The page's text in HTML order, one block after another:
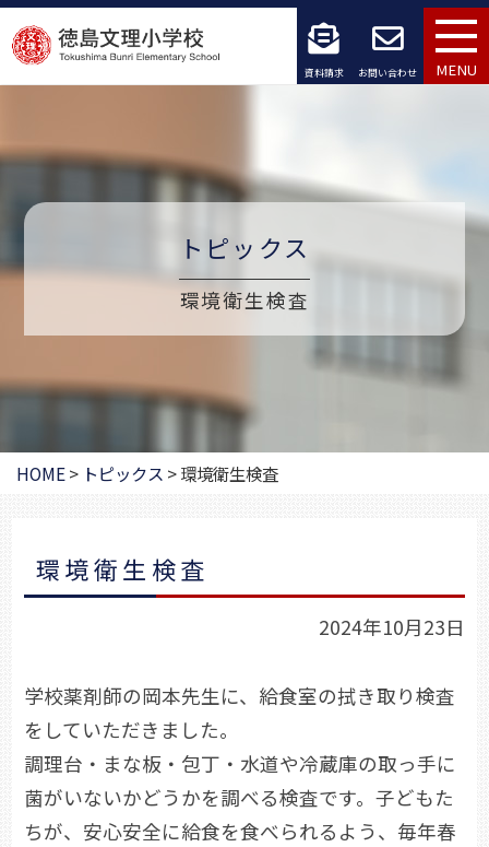
コ
ン
ン
ス
資料請求 お問い合わせ MENU
トピックス
環境衛生検査
HOME> トピックス >環境衛生検査
環境衛生検査
2024年10月23日
学校薬剤師の岡本先生に、給食室の拭き取り検査
をしていただきました。
調理台・まな板・包丁・水道や冷蔵庫の取っ手に
菌がいないかどうかを調べる検査です。子どもた
ちが、安心安全に給食を食べられるよう、毎年春